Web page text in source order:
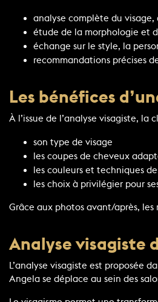
analyse complète du visage,
étude de la morphologie et
échange sur le style, la
recommandations précises
Les bénéfices
À l’issue de l’analyse visagiste,
son type de visage
les coupes de cheveux
les couleurs et techniques
les choix à privilégier pour
Grâce aux photos avant/après,
Analyse visagiste
L’analyse visagiste est proposée
Angela se déplace au sein des